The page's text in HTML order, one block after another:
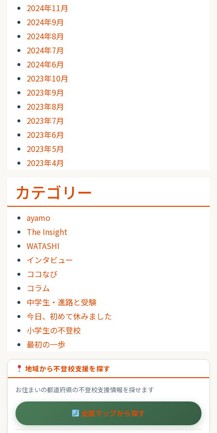
2024年11月
2024年9月
2024年8月
2024年7月
2024年6月
2023年10月
2023年9月
2023年8月
2023年7月
2023年6月
2023年5月
2023年4月
カテゴリー
ayamo
The Insight
WATASHI
インタビュー
ココなび
コラム
中学生・進路と受験
今日、初めて休みました
小学生の不登校
最初の一歩
地域から不登校支援を探す
お住まいの都道府県の不登校支援情報を探せます
全国マップから探す